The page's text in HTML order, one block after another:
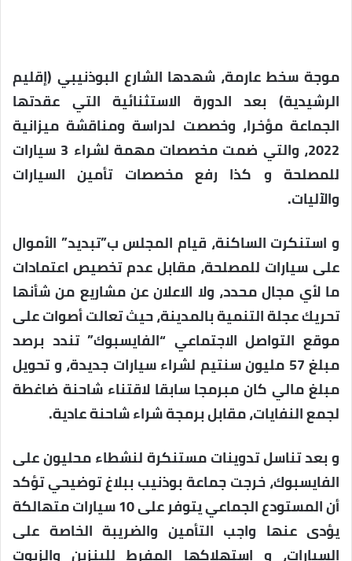
موجة سخط عارمة، شهدها الشارع البوذنيبي (إقليم
الرشيدية) بعد الدورة الاستثنائية التي عقدتها
الجماعة مؤخرا، وخصصت لدراسة ومناقشة ميزانية
2022، والتي ضمت مخصصات مهمة لشراء 3 سيارات
للمصلحة و كذا رفع مخصصات تأمين السيارات
والآليات.
و استنكرت الساكنة، قيام المجلس ب”تبديد” الأموال
على سيارات للمصلحة، مقابل عدم تخصيص اعتمادات
ما لأي مجال محدد، ولا الاعلان عن مشاريع من شأنها
تحريك عجلة التنمية بالمدينة، حيث تعالت أصوات على
موقع التواصل الاجتماعي “الفايسبوك” تندد برصد
مبلغ 57 مليون سنتيم لشراء سيارات جديدة، و تحويل
مبلغ مالي كان مبرمجا سابقا لاقتناء شاحنة ضاغطة
لجمع النفايات، مقابل برمجة شراء شاحنة عادية.
و بعد تناسل تدوينات مستنكرة لنشطاء محليون على
الفايسبوك، خرجت جماعة بوذنيب ببلاغ توضيحي تؤكد
أن المستودع الجماعي يتوفر على 10 سيارات متهالكة
يؤدى عنها واجب التأمين والضريبة الخاصة على
السيارات، و استهلاكها المفرط للبنزين والزيوت